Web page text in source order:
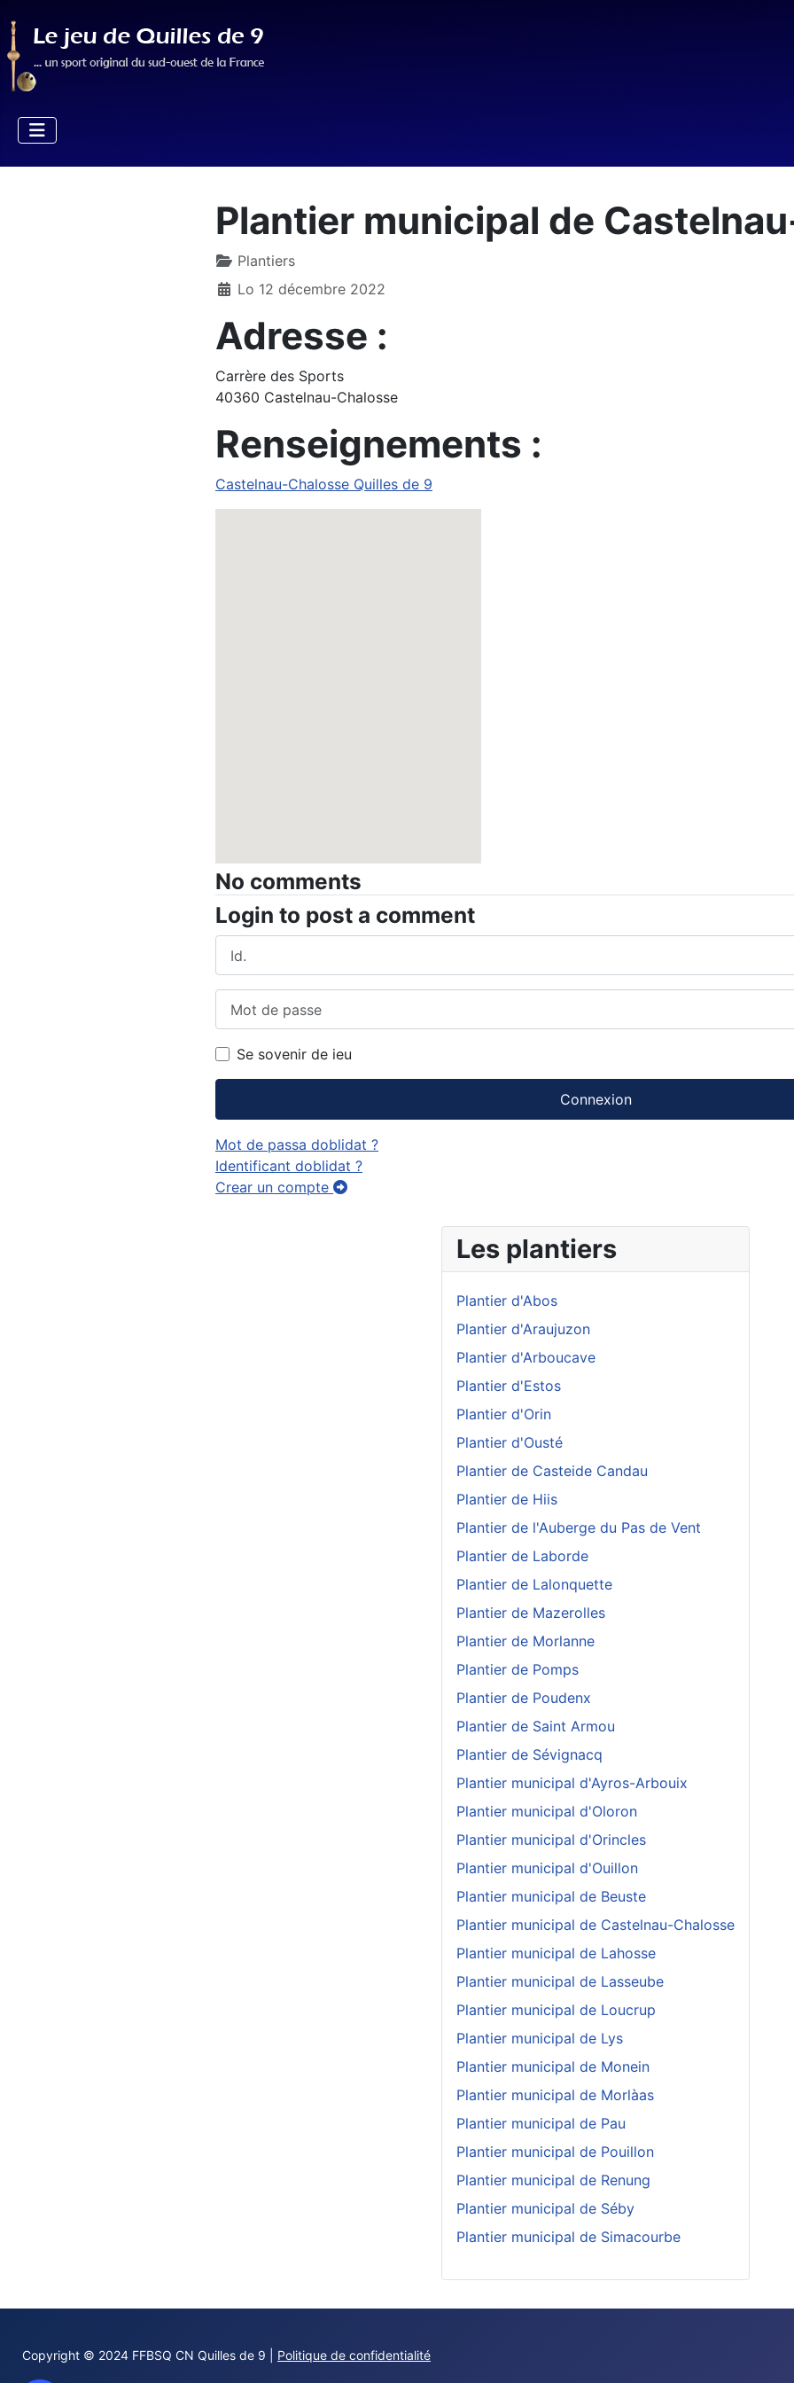
Plantier municipal de
Plantiers
Lo 12 décembre 2022
Adresse :
Carrère des Sports
40360 Castelnau-Chalosse
Renseignements :
Castelnau-Chalosse Quilles de 9
No comments
Login to post a comment
Se sovenir de ieu
Connexion
Mot de passa doblidat ?
Identificant doblidat ?
Crear un compte
Les plantiers
Plantier d'Abos
Plantier d'Araujuzon
Plantier d'Arboucave
Plantier d'Estos
Plantier d'Orin
Plantier d'Ousté
Plantier de Casteide Candau
Plantier de Hiis
Plantier de l'Auberge du Pas de Vent
Plantier de Laborde
Plantier de Lalonquette
Plantier de Mazerolles
Plantier de Morlanne
Plantier de Pomps
Plantier de Poudenx
Plantier de Saint Armou
Plantier de Sévignacq
Plantier municipal d'Ayros-Arbouix
Plantier municipal d'Oloron
Plantier municipal d'Orincles
Plantier municipal d'Ouillon
Plantier municipal de Beuste
Plantier municipal de Castelnau-Chalosse
Plantier municipal de Lahosse
Plantier municipal de Lasseube
Plantier municipal de Loucrup
Plantier municipal de Lys
Plantier municipal de Monein
Plantier municipal de Morlàas
Plantier municipal de Pau
Plantier municipal de Pouillon
Plantier municipal de Renung
Plantier municipal de Séby
Plantier municipal de Simacourbe
Copyright © 2024 FFBSQ CN Quilles de 9 | Politique de confidentialité